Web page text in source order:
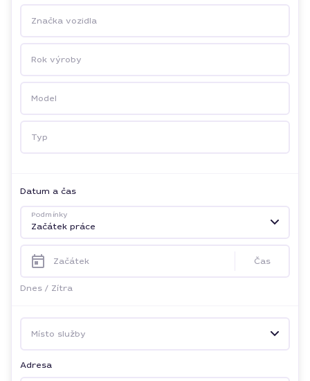
Značka vozidla
Rok výroby
Model
Typ
Datum a čas
Podmínky
Začátek práce
Začátek Čas
Dnes / Zítra
Místo služby
Adresa